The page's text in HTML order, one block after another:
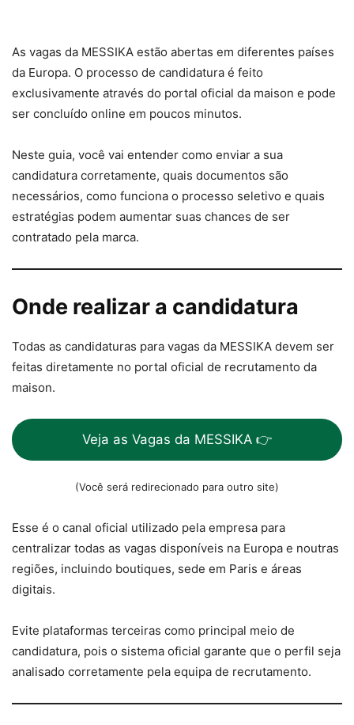
As vagas da MESSIKA estão abertas em diferentes países
da Europa. O processo de candidatura é feito
exclusivamente através do portal oficial da maison e pode
ser concluído online em poucos minutos.
Neste guia, você vai entender como enviar a sua
candidatura corretamente, quais documentos são
necessários, como funciona o processo seletivo e quais
estratégias podem aumentar suas chances de ser
contratado pela marca.
Onde realizar a candidatura
Todas as candidaturas para vagas da MESSIKA devem ser
feitas diretamente no portal oficial de recrutamento da
maison.
Veja as Vagas da MESSIKA 👉
(Você será redirecionado para outro site)
Esse é o canal oficial utilizado pela empresa para
centralizar todas as vagas disponíveis na Europa e noutras
regiões, incluindo boutiques, sede em Paris e áreas
digitais.
Evite plataformas terceiras como principal meio de
candidatura, pois o sistema oficial garante que o perfil seja
analisado corretamente pela equipa de recrutamento.